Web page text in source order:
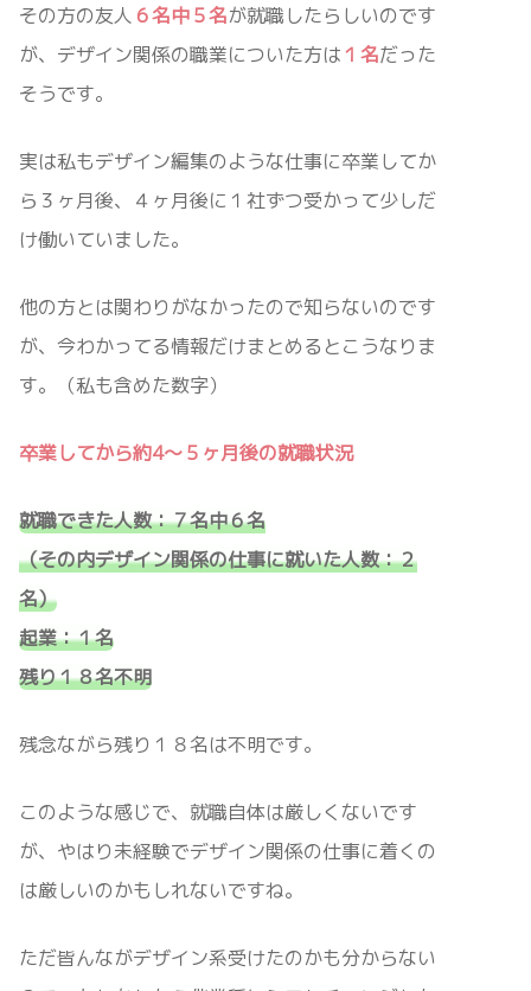
その方の友人 ６名中５名が就職したらしいのです
が、デザイン関係の職業についた方は１名だった
そうです。
実は私もデザイン編集のような仕事に卒業してか
ら３ヶ月後、４ヶ月後に１社ずつ受かって少しだ
け働いていました。
他の方とは関わりがなかったので知らないのです
が、今わかってる情報だけまとめるとこうなりま
す。（私も含めた数字）
卒業してから約4〜５ヶ月後の就職状況
就職できた人数：７名中６名
（その内デザイン関係の仕事に就いた人数：２
名）
起業：１名
残り１８名不明
残念ながら残り１８名は不明です。
このような感じで、就職自体は厳しくないです
が、やはり未経験でデザイン関係の仕事に着くの
は厳しいのかもしれないですね。
ただ皆んながデザイン系受けたのかも分からない